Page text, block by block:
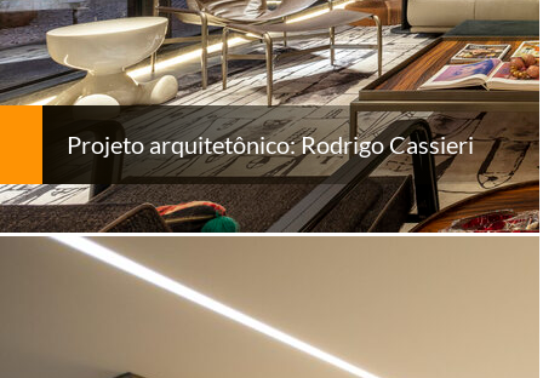
Projeto arquitetônico: Rodrigo Cassieri